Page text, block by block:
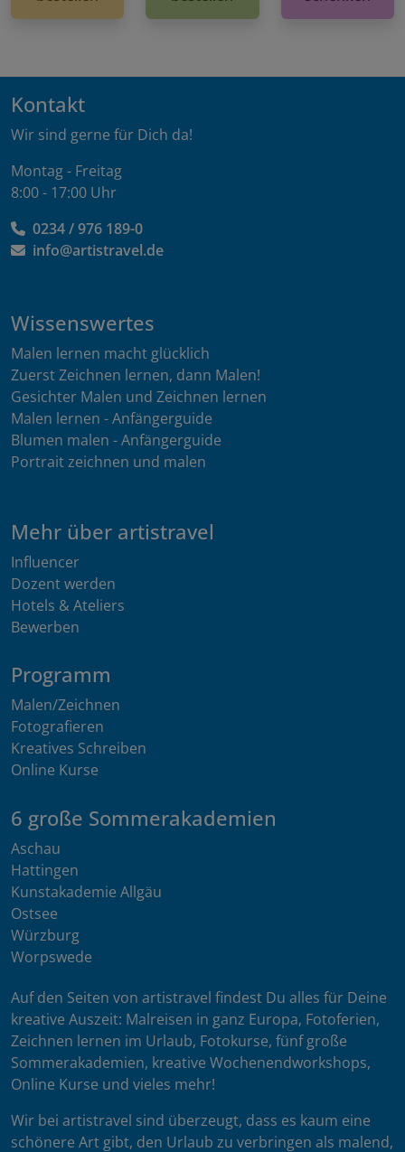
Kontakt
Wir sind gerne für Dich da!
Montag - Freitag
8:00 - 17:00 Uhr
0234 / 976 189-0
info@artistravel.de
Wissenswertes
Malen lernen macht glücklich
Zuerst Zeichnen lernen, dann Malen!
Gesichter Malen und Zeichnen lernen
Malen lernen - Anfängerguide
Blumen malen - Anfängerguide
Portrait zeichnen und malen
Mehr über artistravel
Influencer
Dozent werden
Hotels & Ateliers
Bewerben
Programm
Malen/Zeichnen
Fotografieren
Kreatives Schreiben
Online Kurse
6 große Sommerakademien
Aschau
Hattingen
Kunstakademie Allgäu
Ostsee
Würzburg
Worpswede
Auf den Seiten von artistravel findest Du alles für Deine
kreative Auszeit: Malreisen in ganz Europa, Fotoferien,
Zeichnen lernen im Urlaub, Fotokurse, fünf große
Sommerakademien, kreative Wochenendworkshops,
Online Kurse und vieles mehr!
Wir bei artistravel sind überzeugt, dass es kaum eine
schönere Art gibt, den Urlaub zu verbringen als malend,